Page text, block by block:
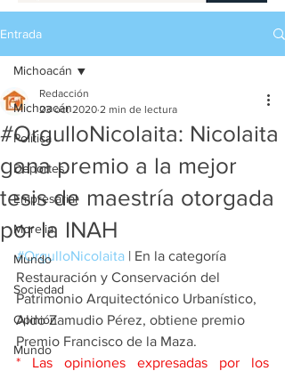
Entrada
Michoacán
Política
Deportes
Empresarial
Morelia
Mundo
Sociedad
Opinión
Mundo
Michoacán
#OrgulloNicolaita: Nicolaita
gana premio a la mejor
tesis de maestría otorgada
por la INAH
Redacción
23 oct 2020 2 min de lectura
#OrgulloNicolaita | En la categoría
Restauración y Conservación del
Patrimonio Arquitectónico Urbanístico,
Aldo Zamudio Pérez, obtiene premio
Premio Francisco de la Maza.
* Las opiniones expresadas por los